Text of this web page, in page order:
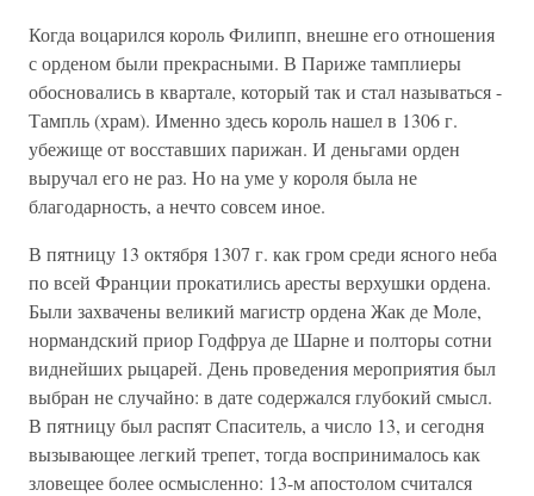
Когда воцарился король Филипп, внешне его отношения
с орденом были прекрасными. В Париже тамплиеры
обосновались в квартале, который так и стал называться -
Тампль (храм). Именно здесь король нашел в 1306 г.
убежище от восставших парижан. И деньгами орден
выручал его не раз. Но на уме у короля была не
благодарность, а нечто совсем иное.
В пятницу 13 октября 1307 г. как гром среди ясного неба
по всей Франции прокатились аресты верхушки ордена.
Были захвачены великий магистр ордена Жак де Моле,
нормандский приор Годфруа де Шарне и полторы сотни
виднейших рыцарей. День проведения мероприятия был
выбран не случайно: в дате содержался глубокий смысл.
В пятницу был распят Спаситель, а число 13, и сегодня
вызывающее легкий трепет, тогда воспринималось как
зловещее более осмысленно: 13-м апостолом считался